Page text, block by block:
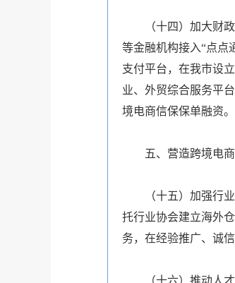
（十四）加大财
等金融机构接入“点点
支付平台，在我市设
业、外贸综合服务平
境电商信保保单融资。
五、营造跨境电
（十五）加强行
托行业协会建立海外
务，在经验推广、诚
（十六）推动人